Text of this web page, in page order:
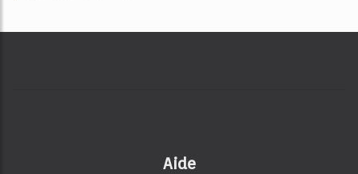
Aide